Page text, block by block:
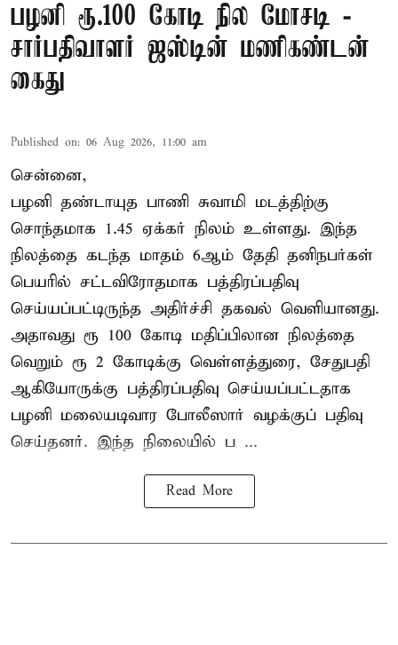
பழனி ரூ.100 கோடி நில மோசடி -
சார்பதிவாளர் ஜஸ்டின் மணிகண்டன்
கைது
Published on: 06 Aug 2026, 11:00 am
சென்னை,
பழனி தண்டாயுத பாணி சுவாமி மடத்திற்கு
சொந்தமாக 1.45 ஏக்கர் நிலம் உள்ளது. இந்த
நிலத்தை கடந்த மாதம் 6ஆம் தேதி தனிநபர்கள்
பெயரில் சட்டவிரோதமாக பத்திரப்பதிவு
செய்யப்பட்டிருந்த அதிர்ச்சி தகவல் வெளியானது.
அதாவது ரூ 100 கோடி மதிப்பிலான நிலத்தை
வெறும் ரூ 2 கோடிக்கு வெள்ளத்துரை, சேதுபதி
ஆகியோருக்கு பத்திரப்பதிவு செய்யப்பட்டதாக
பழனி மலையடிவார போலீஸார் வழக்குப் பதிவு
செய்தனர். இந்த நிலையில் ப ...
Read More